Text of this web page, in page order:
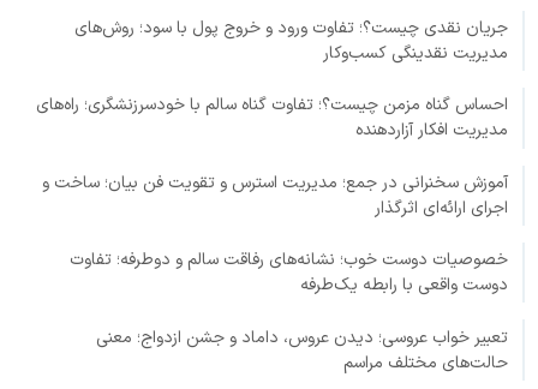
جریان نقدی چیست؟؛ تفاوت ورود و خروج پول با سود؛ روش‌های
مدیریت نقدینگی کسب‌وکار
احساس گناه مزمن چیست؟؛ تفاوت گناه سالم با خودسرزنشگری؛ راه‌های
مدیریت افکار آزاردهنده
آموزش سخنرانی در جمع؛ مدیریت استرس و تقویت فن بیان؛ ساخت و
اجرای ارائه‌ای اثرگذار
خصوصیات دوست خوب؛ نشانه‌های رفاقت سالم و دوطرفه؛ تفاوت
دوست واقعی با رابطه یک‌طرفه
تعبیر خواب عروسی؛ دیدن عروس، داماد و جشن ازدواج؛ معنی
حالت‌های مختلف مراسم